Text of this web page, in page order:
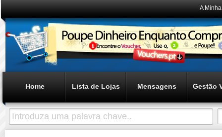
A
Home Lista de Lojas Mensagens Gestão